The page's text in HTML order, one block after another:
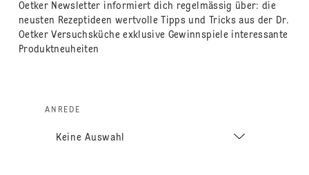
Oetker Newsletter informiert dich regelmässig über: die
neusten Rezeptideen wertvolle Tipps und Tricks aus der Dr.
Oetker Versuchsküche exklusive Gewinnspiele interessante
Produktneuheiten
ANREDE